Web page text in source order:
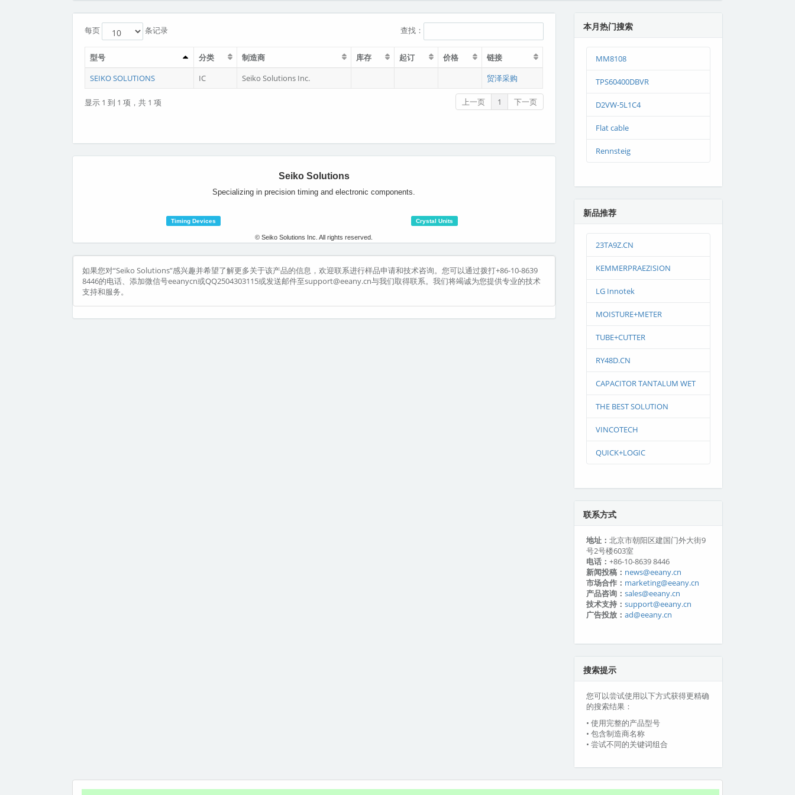
每页 条记录 查找：
型号 分类 制造商 库存 起订 价格
链接
SEIKO SOLUTIONS
IC Seiko Solutions Inc. 贸泽采购
显示 1 到 1 项，共 1 项 上一页 1 下一页
Seiko Solutions
Specializing in precision timing and electronic components.
Timing Devices Crystal Units
© Seiko Solutions Inc. All rights reserved.
如果您对“Seiko Solutions”感兴趣并希望了解更多关于该产品的信息，欢迎联系进行样品申请和技术咨询。您可以通过拨打+86-10-8639
8446的电话、添加微信号eeanycn或QQ2504303115或发送邮件至support@eeany.cn与我们取得联系。我们将竭诚为您提供专业的技术
支持和服务。
本月热门搜索
MM8108
TPS60400DBVR
D2VW-5L1C4
Flat cable
Rennsteig
新品推荐
23TA9Z.CN
KEMMERPRAEZISION
LG Innotek
MOISTURE+METER
TUBE+CUTTER
RY48D.CN
CAPACITOR TANTALUM WET
THE BEST SOLUTION
VINCOTECH
QUICK+LOGIC
联系方式
地址： 北京市朝阳区建国门外大街9
号2号楼603室
电话： +86-10-8639 8446
新闻投稿： news@eeany.cn
市场合作： marketing@eeany.cn
产品咨询： sales@eeany.cn
技术支持： support@eeany.cn
广告投放： ad@eeany.cn
搜索提示
您可以尝试使用以下方式获得更精确
的搜索结果：
• 使用完整的产品型号
• 包含制造商名称
• 尝试不同的关键词组合